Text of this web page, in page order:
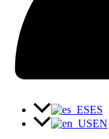
ES
EN